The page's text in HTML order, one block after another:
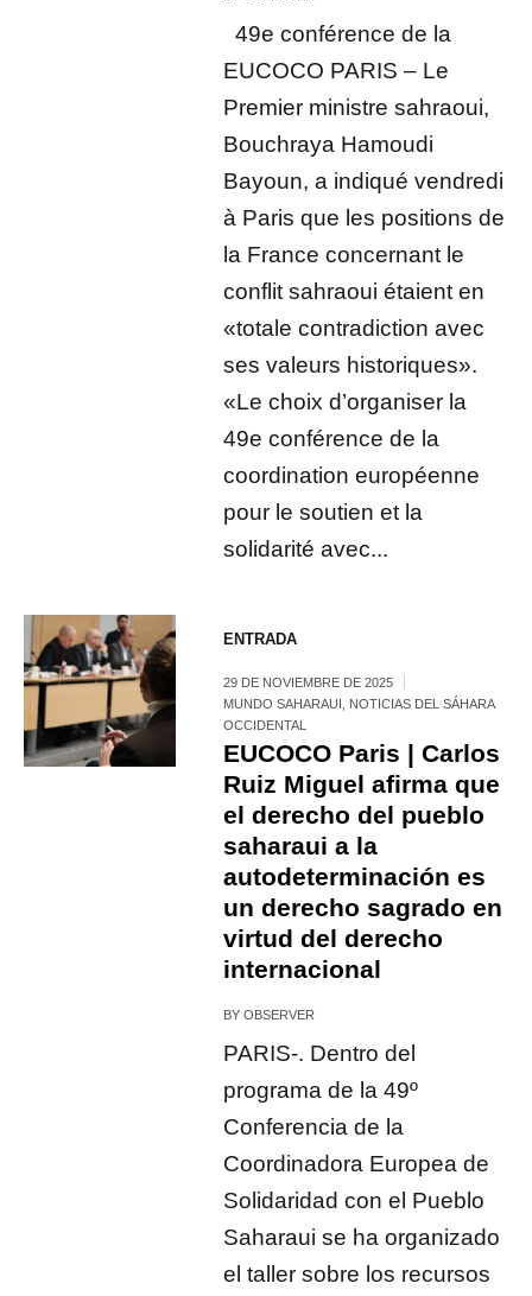
49e conférence de la
EUCOCO PARIS – Le
Premier ministre sahraoui,
Bouchraya Hamoudi
Bayoun, a indiqué vendredi
à Paris que les positions de
la France concernant le
conflit sahraoui étaient en
«totale contradiction avec
ses valeurs historiques».
«Le choix d’organiser la
49e conférence de la
coordination européenne
pour le soutien et la
solidarité avec...
ENTRADA
29 DE NOVIEMBRE DE 2025
MUNDO SAHARAUI
NOTICIAS DEL SÁHARA
OCCIDENTAL
EUCOCO Paris | Carlos
Ruiz Miguel afirma que
el derecho del pueblo
saharaui a la
autodeterminación es
un derecho sagrado en
virtud del derecho
internacional
BYOBSERVER
PARIS-. Dentro del
programa de la 49º
Conferencia de la
Coordinadora Europea de
Solidaridad con el Pueblo
Saharaui se ha organizado
el taller sobre los recursos